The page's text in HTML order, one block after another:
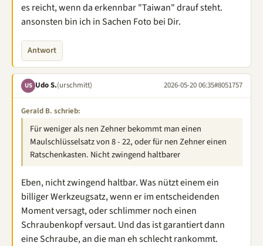
es reicht, wenn da erkennbar "Taiwan" drauf steht.
ansonsten bin ich in Sachen Foto bei Dir.
Antwort
US Udo S.(urschmitt) 2026-05-20 06:35#8051757
Gerald B. schrieb:
Für weniger als nen Zehner bekommt man einen
Maulschlüsselsatz von 8 - 22, oder für nen Zehner einen
Ratschenkasten. Nicht zwingend haltbarer
Eben, nicht zwingend haltbar. Was nützt einem ein
billiger Werkzeugsatz, wenn er im entscheidenden
Moment versagt, oder schlimmer noch einen
Schraubenkopf versaut. Und das ist garantiert dann
eine Schraube, an die man eh schlecht rankommt.